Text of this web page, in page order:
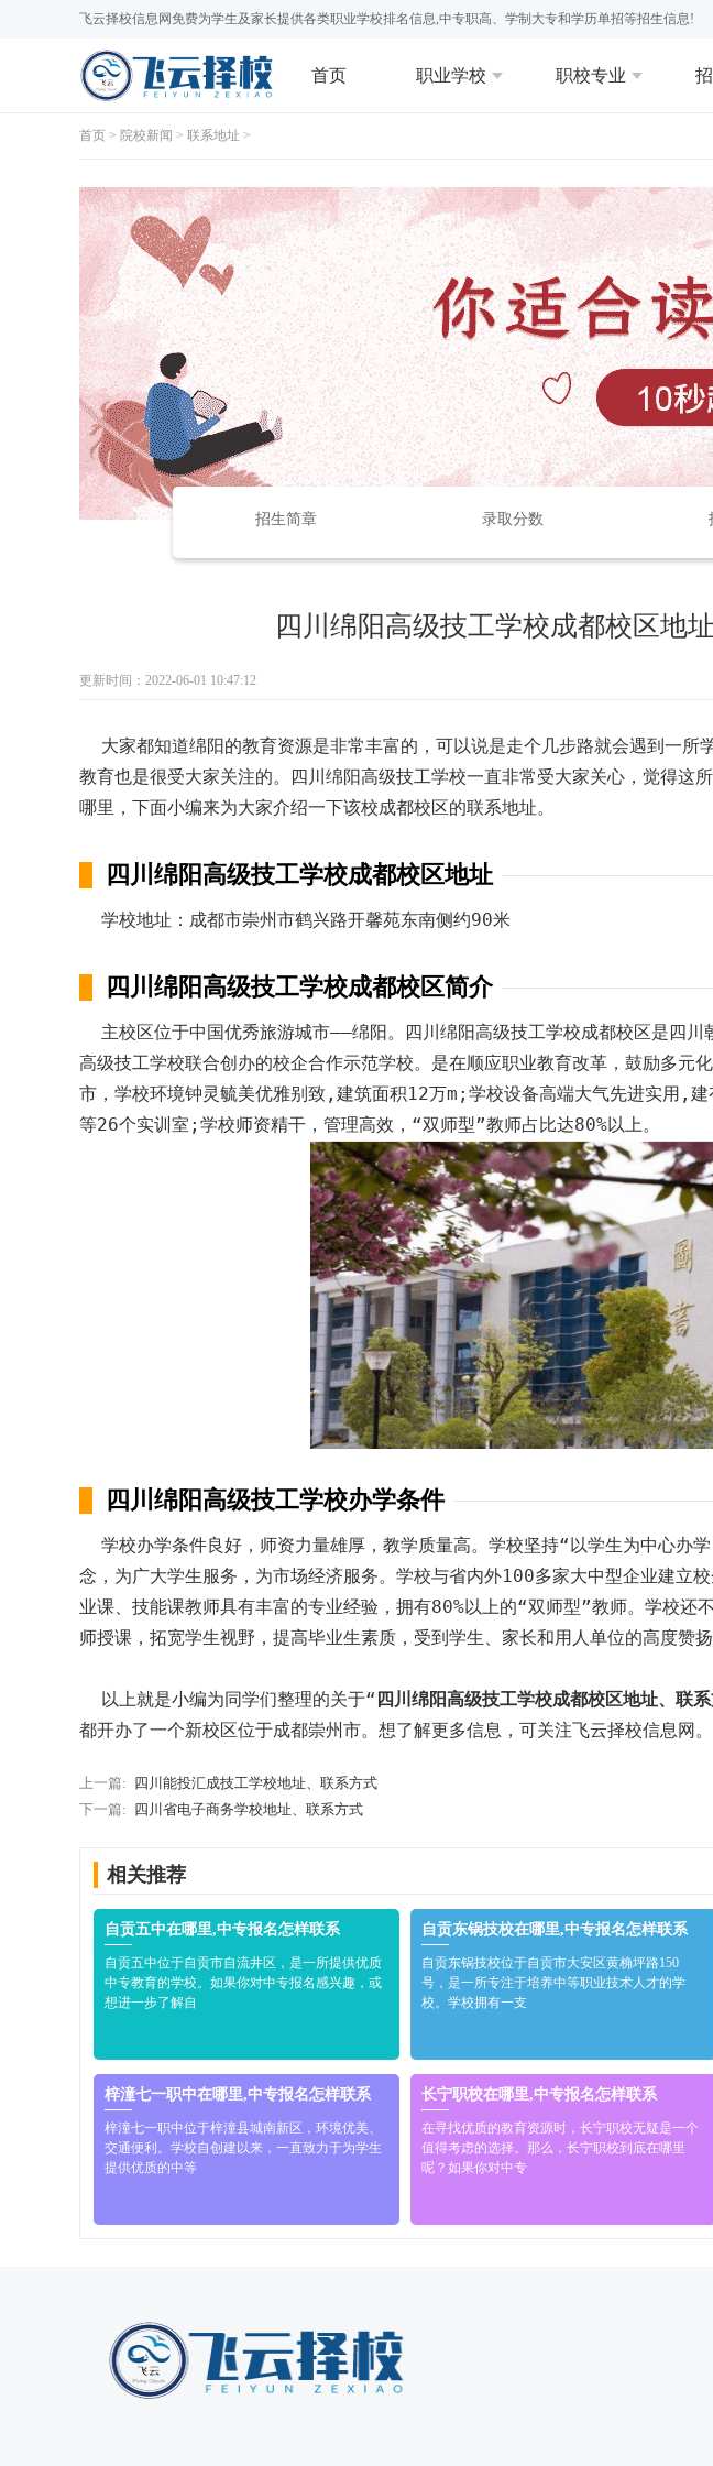
飞云择校信息网免费为学生及家长提供各类职业学校排名信息,中专职高、学制大专和学历单招等招生信息!
首页 职业学校 职校专业
首页 > 院校新闻 > 联系地址 >
招生简章 录取分数
四川绵阳高级技工学校成都校区地
更新时间：2022-06-01 10:47:12
大家都知道绵阳的教育资源是非常丰富的，可以说是走个几步路就会遇到一所
教育也是很受大家关注的。四川绵阳高级技工学校一直非常受大家关心，觉得这
哪里，下面小编来为大家介绍一下该校成都校区的联系地址。
四川绵阳高级技工学校成都校区地址
学校地址：成都市崇州市鹤兴路开馨苑东南侧约90米
四川绵阳高级技工学校成都校区简介
主校区位于中国优秀旅游城市——绵阳。四川绵阳高级技工学校成都校区是四川
高级技工学校联合创办的校企合作示范学校。是在顺应职业教育改革，鼓励多元
市，学校环境钟灵毓美优雅别致,建筑面积12万m;学校设备高端大气先进实用,
等26个实训室;学校师资精干，管理高效，“双师型”教师占比达80%以上。
四川绵阳高级技工学校办学条件
学校办学条件良好，师资力量雄厚，教学质量高。学校坚持“以学生为中心办
念，为广大学生服务，为市场经济服务。学校与省内外100多家大中型企业建立
业课、技能课教师具有丰富的专业经验，拥有80%以上的“双师型”教师。学校还
师授课，拓宽学生视野，提高毕业生素质，受到学生、家长和用人单位的高度赞扬
以上就是小编为同学们整理的关于“ 四川绵阳高级技工学校成都校区地址、联
都开办了一个新校区位于成都崇州市。想了解更多信息，可关注飞云择校信息网。
上一篇: 四川能投汇成技工学校地址、联系方式
下一篇: 四川省电子商务学校地址、联系方式
相关推荐
自贡五中在哪里,中专报名怎样联系
自贡五中位于自贡市自流井区，是一所提供优质
中专教育的学校。如果你对中专报名感兴趣，或
想进一步了解自
自贡东锅技校在哪里,中专报名怎样联系
自贡东锅技校位于自贡市大安区黄桷坪路150
号，是一所专注于培养中等职业技术人才的学
校。学校拥有一支
梓潼七一职中在哪里,中专报名怎样联系
梓潼七一职中位于梓潼县城南新区，环境优美、
交通便利。学校自创建以来，一直致力于为学生
提供优质的中等
长宁职校在哪里,中专报名怎样联系
在寻找优质的教育资源时，长宁职校无疑是一个
值得考虑的选择。那么，长宁职校到底在哪里
呢？如果你对中专